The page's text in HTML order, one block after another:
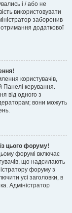
і / або не
використовувати
заборонив
додаткової
користувачів,
Панелі керування.
від одного з
вони можуть
цього форуму!
форумі включає
що надсилають
форуму з
усі заголовки, в
Адміністратор